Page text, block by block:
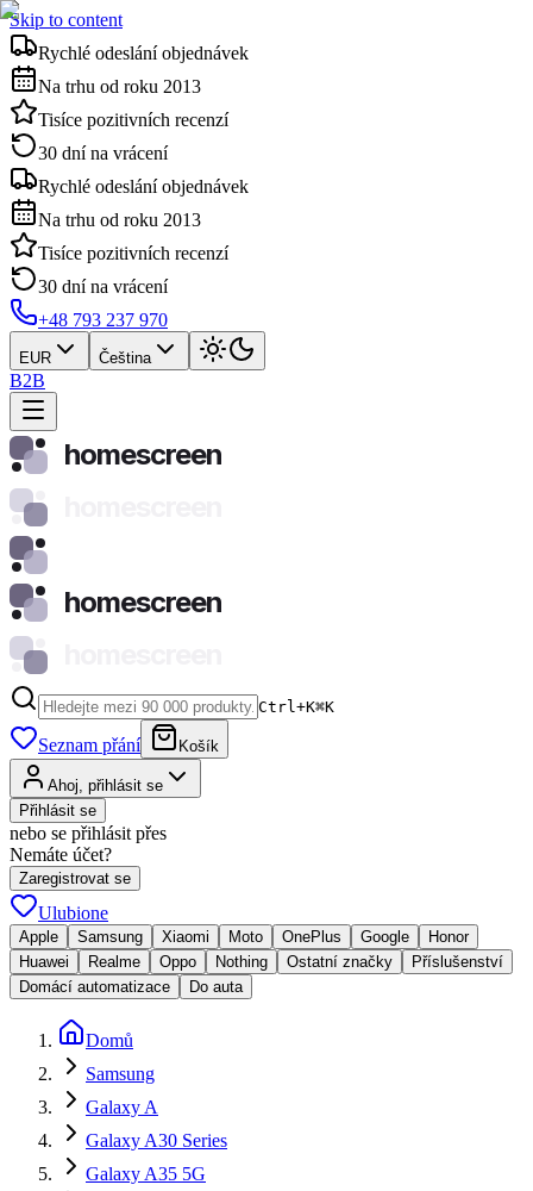
Skip to content
Rychlé odeslání objednávek
Na trhu od roku 2013
Tisíce pozitivních recenzí
30 dní na vrácení
Rychlé odeslání objednávek
Na trhu od roku 2013
Tisíce pozitivních recenzí
30 dní na vrácení
+48 793 237 970
EUR Čeština
B2B
homescreen
homescreen
Ctrl+K⌘K
Seznam přání Košík
Ahoj, přihlásit se
Přihlásit se
nebo se přihlásit přes
Nemáte účet?
Zaregistrovat se
Ulubione
Apple Samsung Xiaomi Moto OnePlus Google
Honor
Huawei
Realme Oppo Nothing Ostatní značky
Příslušenství
Domácí automatizace
Do auta
Domů
Samsung
Galaxy A
Galaxy A30 Series
Galaxy A35 5G